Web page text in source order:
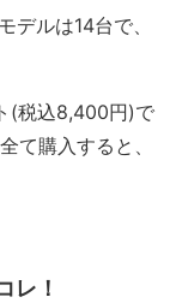
デルは14台で、
(税込8,400円)で
て購入すると、
レ！